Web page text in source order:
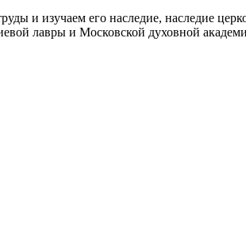
и изучаем его наследие, наследие
лавры и Московской духовной